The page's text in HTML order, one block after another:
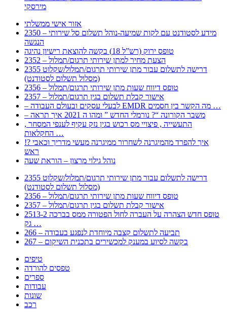
מירסקי
אזור אישי ממשלתי
2350 – מידע לסטודנט עם לקות שמיעה-נוהל תשלום סל שירותי
הנגשה
טופס ירוק (רש”ל 18) בקשה להוצאת רישיון נהיגה
2352 – הצעת מחיר למתן שירותי תרגום/תמלול
2355 דרישה לתשלום עבור מתן שירותי תרגום/תמלול/שקלוט
(מסלול תשלום לסטודנט)
2356 – טופס דיווח שעות מתן שירותי תרגום/תמלול
2357 – אישור קבלת תשלום בגין תרגום/תמלול
– לבעלי עסקים ובעולם העבודה EMDR מה הקשר בין חסמים …
– משבר הקורונה “? נורמלי החדש ” ומהו ה 2021 איך תראה
, התעשייה , פיצויי מס רכוש בגין נזק עקיף לענפי המסחר
החקלאות …
!? איך להפרד מהמיגרנה לשחרור ממיגרנה מעשי מדריך וכאבי
ראש
נוהל גילוי מרצון – הוראת שעה
2355 דרישה לתשלום עבור מתן שירותי תרגום/תמלול/שקלוט
(מסלול תשלום לסטודנט)
2356 – טופס דיווח שעות מתן שירותי תרגום/תמלול
2357 – אישור קבלת תשלום בגין תרגום/תמלול
2513-2 טופס חדש הצהרה על העברה לחול הפטורה ממס בברכה
גק …
266 – תביעה לתשלום קצבה מיוחדת לנפגע בעבודה
267 – בקשה לסיוע במענק למכשירים בתכנית השיקום
טיפים
טפסים להורדה
ספרים
עבודות
שונות
רכב